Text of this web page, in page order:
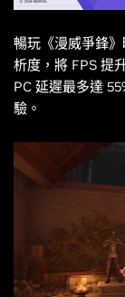
暢玩《漫威爭鋒》
析度，將 FPS 提
PC 延遲最多達
驗。